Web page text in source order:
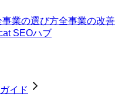
事業の選び方全事業の改善
SEOハブ
イド